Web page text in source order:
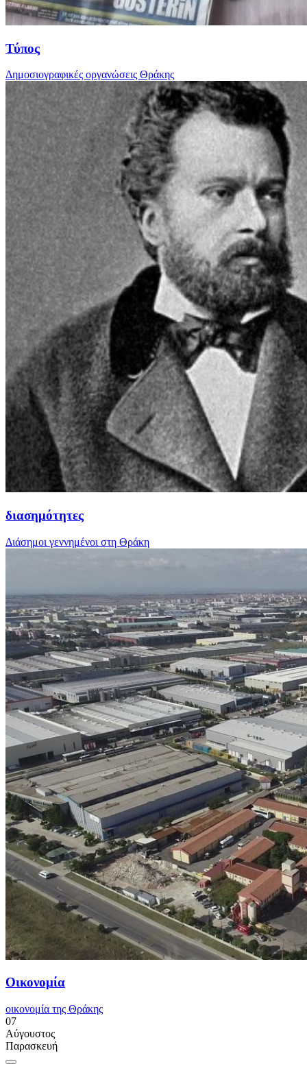
Τύπος
Δημοσιογραφικές οργανώσεις Θράκης
διασημότητες
Διάσημοι γεννημένοι στη Θράκη
Οικονομία
οικονομία της Θράκης
07
Αύγουστος
Παρασκευή